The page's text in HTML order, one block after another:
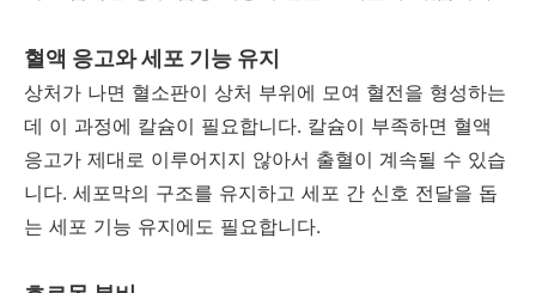
혈액 응고와 세포 기능 유지
상처가 나면 혈소판이 상처 부위에 모여 혈전을 형성하는
데 이 과정에 칼슘이 필요합니다. 칼슘이 부족하면 혈액
응고가 제대로 이루어지지 않아서 출혈이 계속될 수 있습
니다. 세포막의 구조를 유지하고 세포 간 신호 전달을 돕
는 세포 기능 유지에도 필요합니다.